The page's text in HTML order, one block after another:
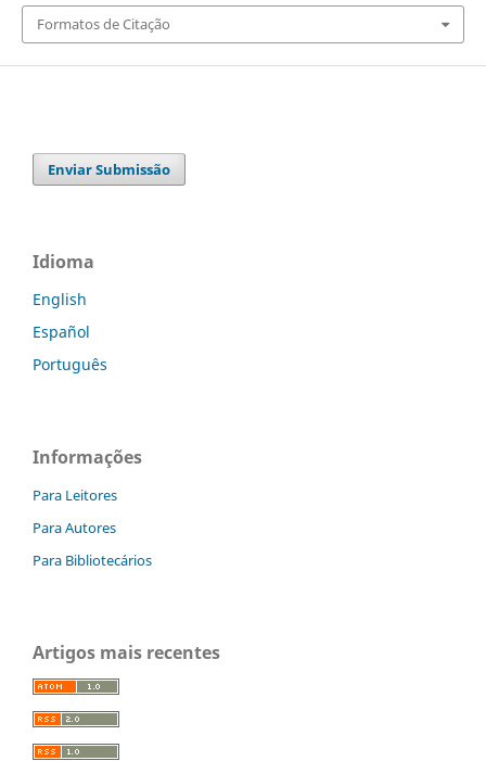
Formatos de Citação
Enviar Submissão
Idioma
English
Español
Português
Informações
Para Leitores
Para Autores
Para Bibliotecários
Artigos mais recentes